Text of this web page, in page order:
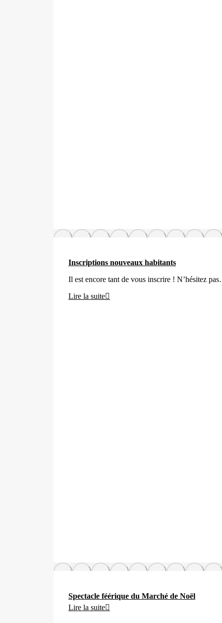
Inscriptions nouveaux habitants
Il est encore tant de vous inscrire ! N’hésitez
Lire la suite
Spectacle féérique du Marché de Noël
Lire la suite